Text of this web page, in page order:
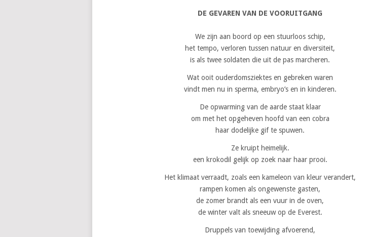
DE GEVAREN VAN DE VOORUITGANG
We zijn aan boord op een stuurloos schip,
het tempo, verloren tussen natuur en diversiteit,
is als twee soldaten die uit de pas marcheren.
Wat ooit ouderdomsziektes en gebreken waren
vindt men nu in sperma, embryo’s en in kinderen.
De opwarming van de aarde staat klaar
om met het opgeheven hoofd van een cobra
haar dodelijke gif te spuwen.
Ze kruipt heimelijk.
een krokodil gelijk op zoek naar haar prooi.
Het klimaat verraadt, zoals een kameleon van kleur verandert,
rampen komen als ongewenste gasten,
de zomer brandt als een vuur in de oven,
de winter valt als sneeuw op de Everest.
Druppels van toewijding afvoerend,